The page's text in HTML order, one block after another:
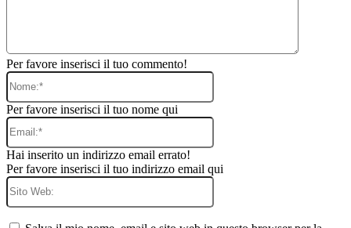
Per favore inserisci il tuo commento!
Nome:*
Per favore inserisci il tuo nome qui
Email:*
Hai inserito un indirizzo email errato!
Per favore inserisci il tuo indirizzo email qui
Sito